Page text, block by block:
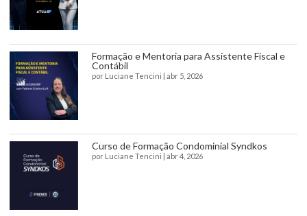
Formação e Mentoria para Assistente Fiscal e
Contábil
por Luciane Tencini abr 5, 2026
Curso de Formação Condominial Syndkos
por Luciane Tencini abr 4, 2026